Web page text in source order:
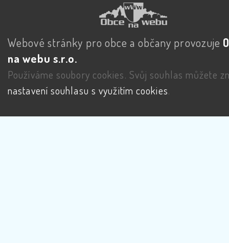
Webové stránky pro obce a občany provozuje
na webu s.r.o.
Používáme soubory cookies. Svůj souhlas můžete
nastavení souhlasu s využitím cookies.